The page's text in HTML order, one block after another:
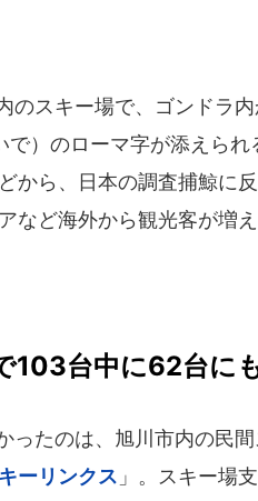
のスキー場で、ゴンドラ
で）のローマ字が添えら
から、日本の調査捕鯨に
など海外から観光客が増
103台中に62台に
ったのは、旭川市内の民間
ーリンクス 」。スキー場